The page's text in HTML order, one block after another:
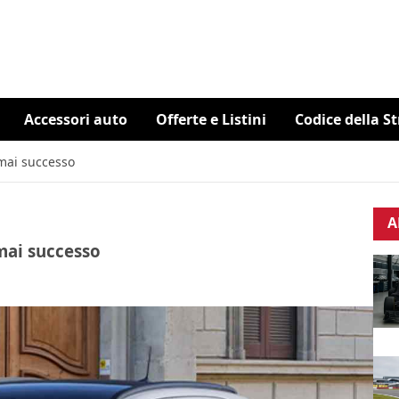
Accessori auto Offerte e Listini Codice della
successo
successo